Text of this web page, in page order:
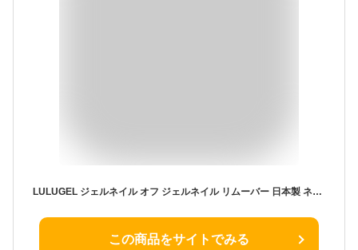
LULUGEL ジェルネイル オフ ジェルネイル リムーバー 日本製 ネイル アセトン 配合 200ml｜ ネイル リムーバー ネイルオフ セルフでも簡単 ジェルオフ 爽やかな香り アセトン臭軽減 除去液 ネイル オフ
この商品をサイトでみる